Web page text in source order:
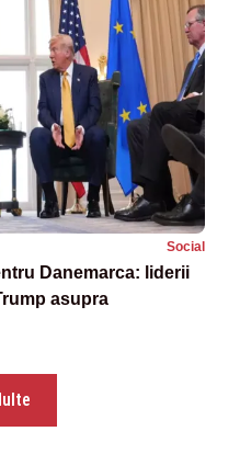
Social
Danemarca: liderii
asupra